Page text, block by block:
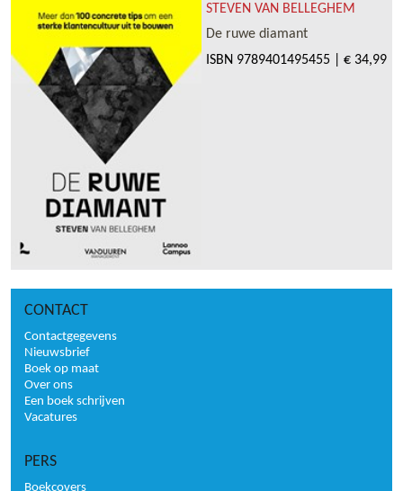
STEVEN VAN BELLEGHEM
De ruwe diamant
ISBN 9789401495455 € 34,99
CONTACT
Contactgegevens
Nieuwsbrief
Boek op maat
Over ons
Een boek schrijven
Vacatures
PERS
Boekcovers